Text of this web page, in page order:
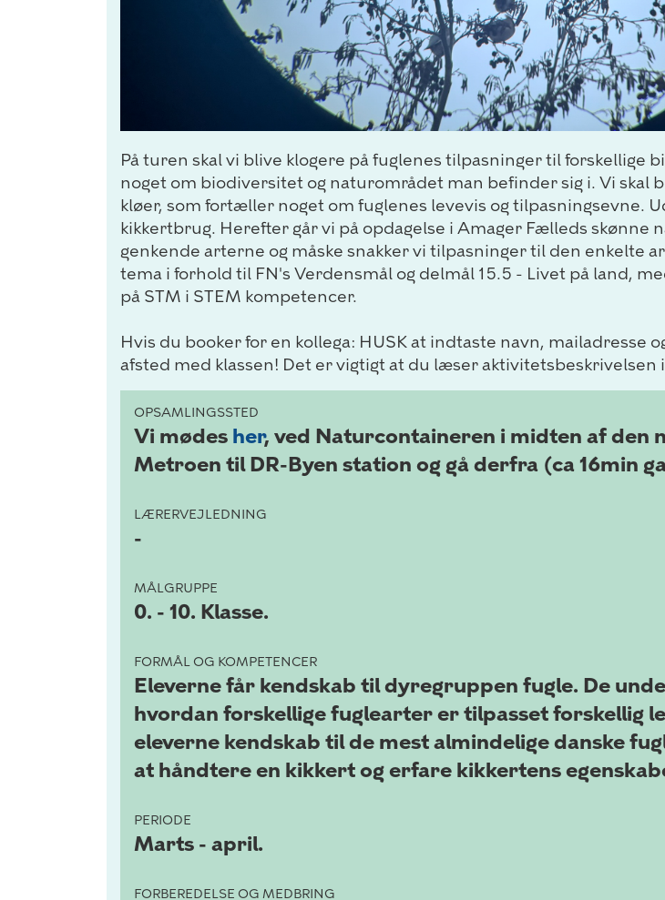
På turen skal vi blive klogere på fuglenes tilpasninger til forskellige
noget om biodiversitet og naturområdet man befinder sig i. Vi skal
kløer, som fortæller noget om fuglenes levevis og tilpasningsevne.
kikkertbrug. Herefter går vi på opdagelse i Amager Fælleds skønne
genkende arterne og måske snakker vi tilpasninger til den enkelte
tema i forhold til FN's Verdensmål og delmål 15.5 - Livet på land,
på STM i STEM kompetencer.
Hvis du booker for en kollega: HUSK at indtaste navn,
afsted med klassen! Det er vigtigt at du læser
OPSAMLINGSSTED
Vi mødes her, ved Naturcontaineren i midten af den
Metroen til DR-Byen station og gå derfra (ca 16min
LÆRERVEJLEDNING
-
MÅLGRUPPE
0. - 10. Klasse.
FORMÅL OG KOMPETENCER
Eleverne får kendskab til dyregruppen fugle. De
hvordan forskellige fuglearter er tilpasset forskellig
eleverne kendskab til de mest almindelige danske
at håndtere en kikkert og erfare kikkertens
PERIODE
Marts - april.
FORBEREDELSE OG MEDBRING